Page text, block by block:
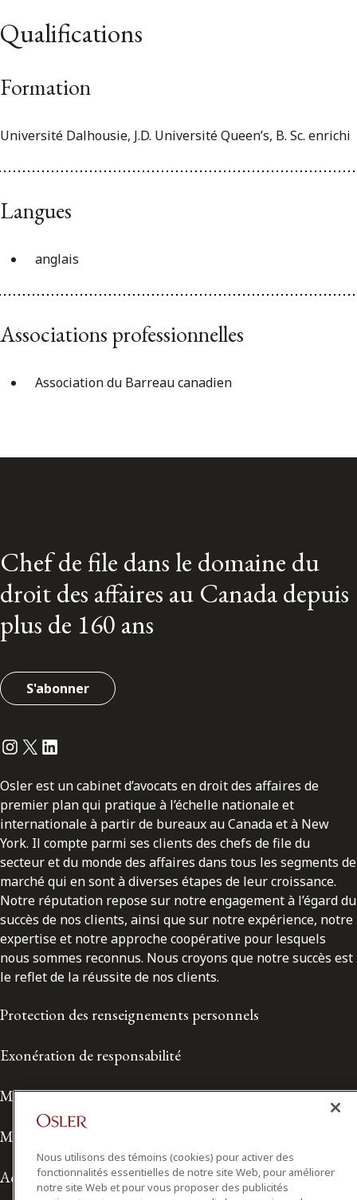
Qualifications
Formation
Université Dalhousie, J.D. Université Queen’s, B. Sc. enrichi
Langues
anglais
Associations professionnelles
Association du Barreau canadien
Chef de file dans le domaine du
droit des affaires au Canada depuis
plus de 160 ans
S'abonner
Instagram
Twitter
LinkedIn
Osler est un cabinet d’avocats en droit des affaires de
premier plan qui pratique à l’échelle nationale et
internationale à partir de bureaux au Canada et à New
York. Il compte parmi ses clients des chefs de file du
secteur et du monde des affaires dans tous les segments de
marché qui en sont à diverses étapes de leur croissance.
Notre réputation repose sur notre engagement à l’égard du
succès de nos clients, ainsi que sur notre expérience, notre
expertise et notre approche coopérative pour lesquels
nous sommes reconnus. Nous croyons que notre succès est
le reflet de la réussite de nos clients.
Protection des renseignements personnels
Exonération de responsabilité
Modalités de prestation de services
Modalités d'utilisation
Accessibilité
Nous utilisons des témoins (cookies) pour activer des
fonctionnalités essentielles de notre site Web, pour améliorer
notre site Web et pour vous proposer des publicités